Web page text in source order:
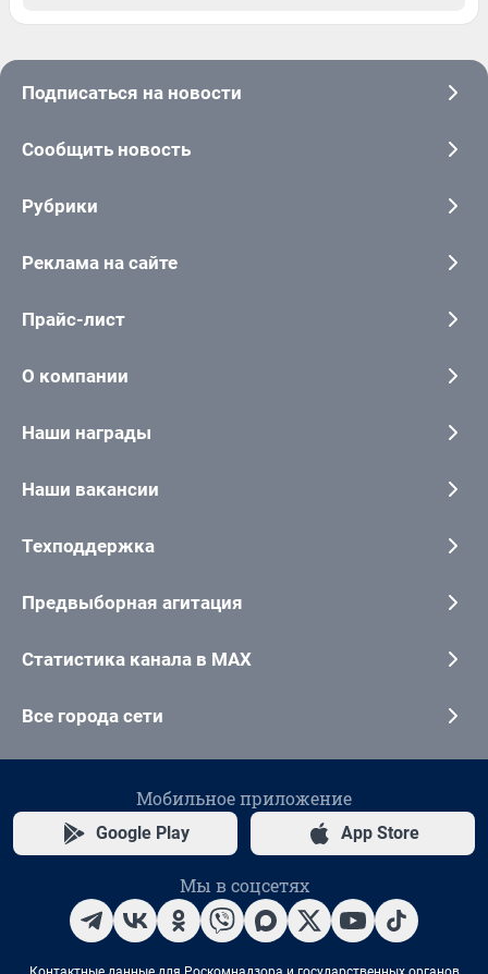
Подписаться на новости
Сообщить новость
Рубрики
Реклама на сайте
Прайс-лист
О компании
Наши награды
Наши вакансии
Техподдержка
Предвыборная агитация
Статистика канала в MAX
Все города сети
Мобильное приложение
Google Play App Store
Мы в соцсетях